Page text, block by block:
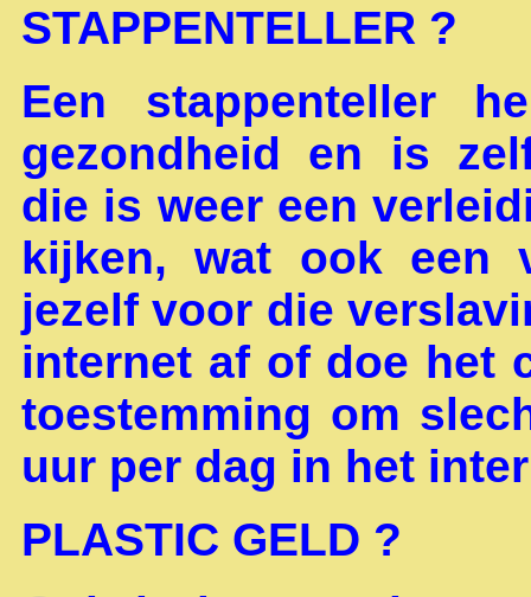
STAPPENTELLER ?
Een stappenteller
gezondheid en is
die is weer een
kijken, wat ook een
jezelf voor die
internet af of doe het
toestemming om
uur per dag in het
PLASTIC GELD ?